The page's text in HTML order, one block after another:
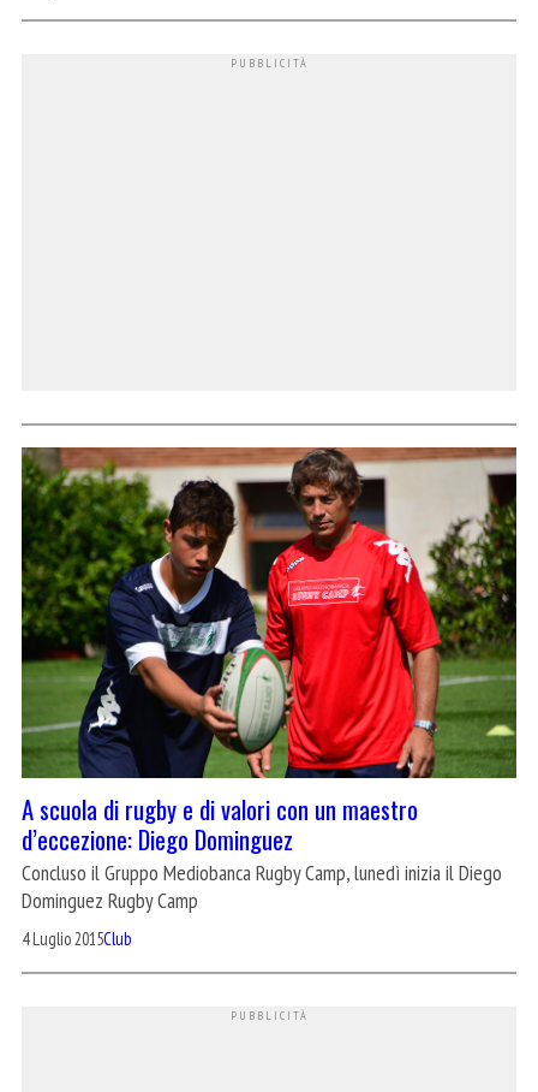
A scuola di rugby e di valori con un maestro
d’eccezione: Diego Dominguez
Concluso il Gruppo Mediobanca Rugby Camp, lunedì inizia il Diego
Dominguez Rugby Camp
4 Luglio 2015Club